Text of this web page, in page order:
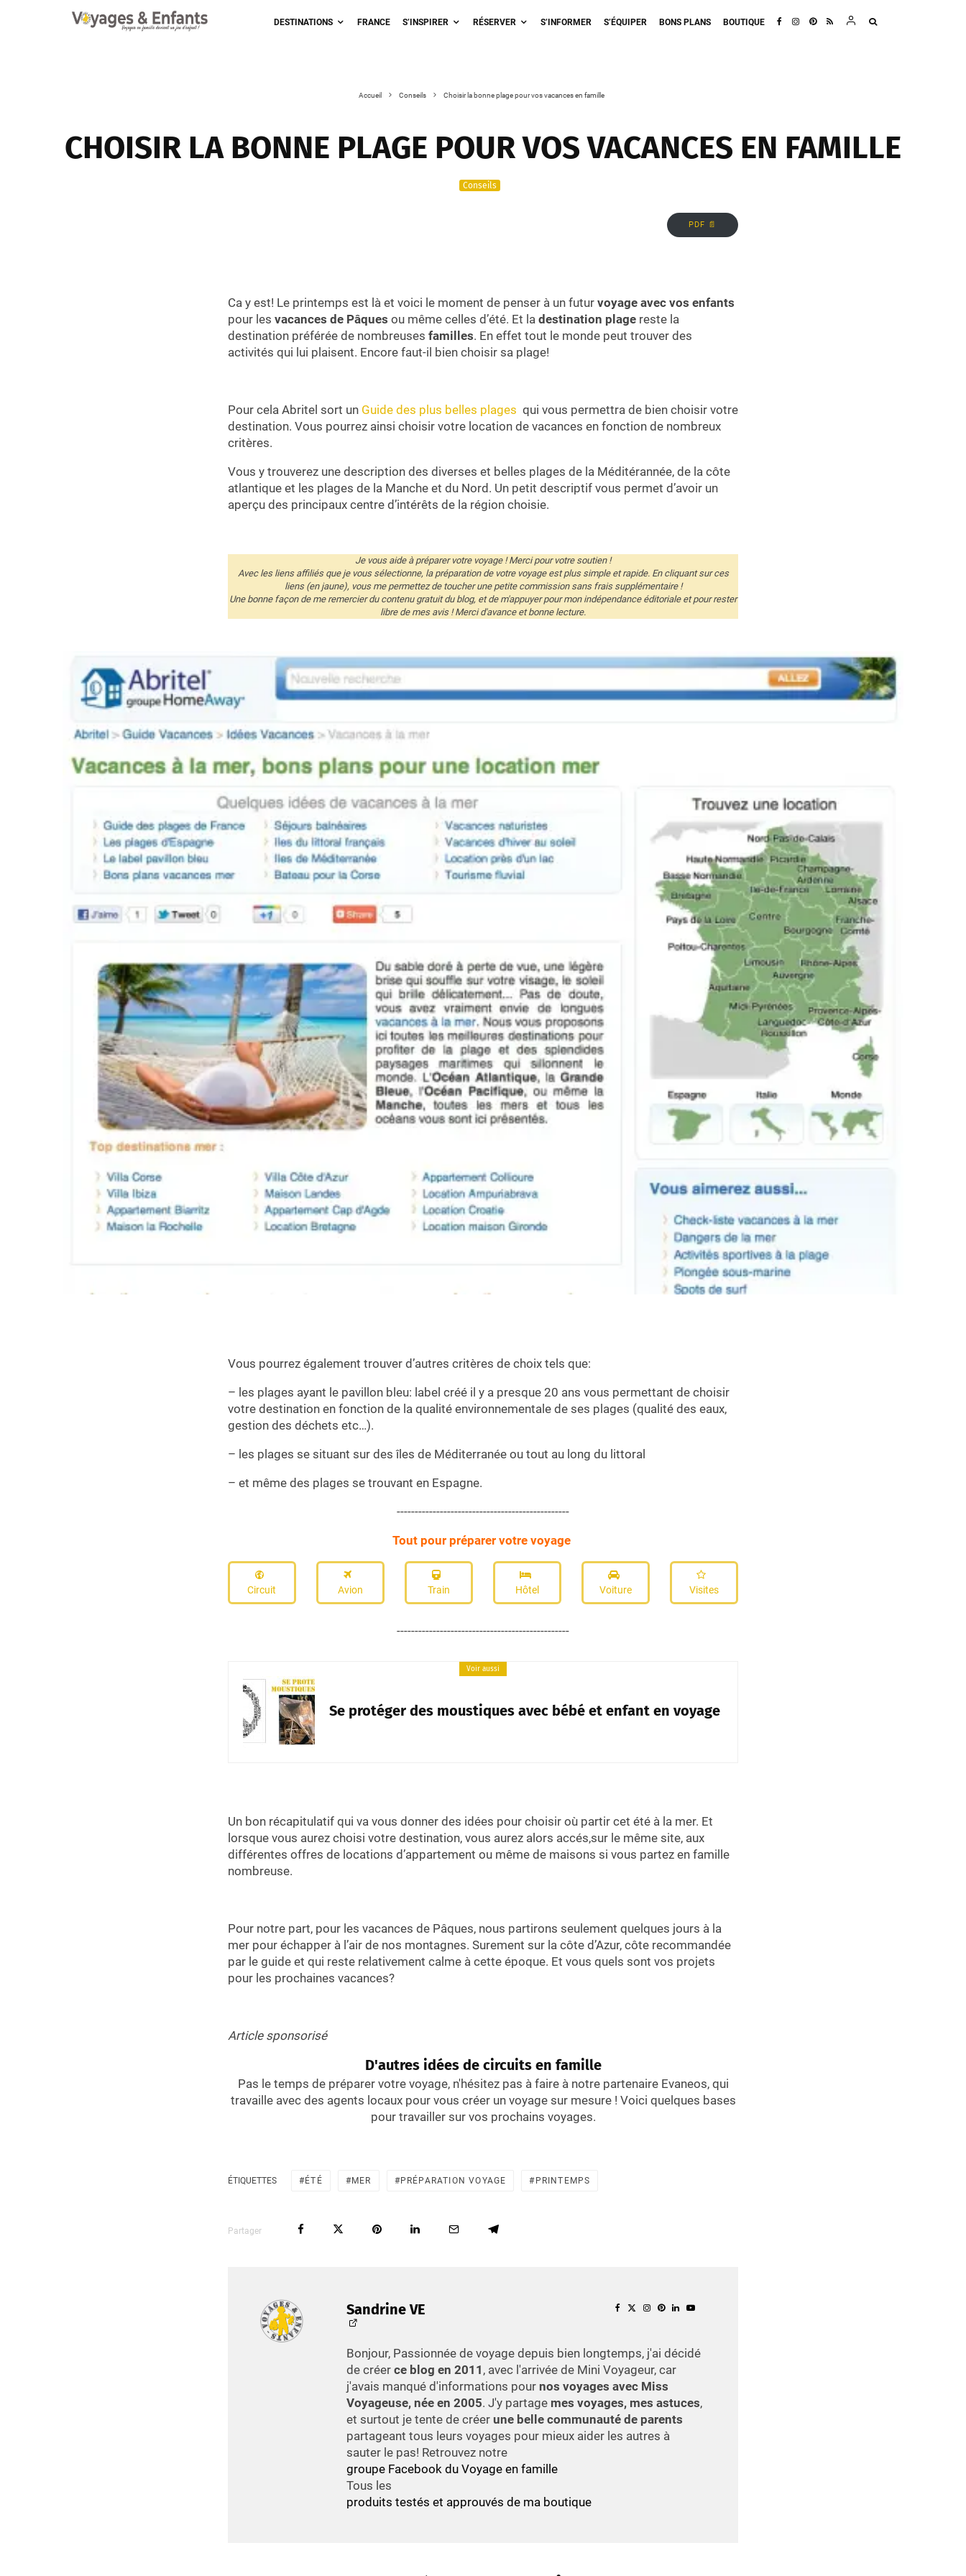
DESTINATIONS FRANCE S’INSPIRER RÉSERVER S’INFORMER S’ÉQUIPER BONS PLANS BOUTIQUE
Accueil Conseils Choisir la bonne plage pour vos vacances en famille
CHOISIR LA BONNE PLAGE POUR VOS VACANCES EN FAMILLE
Conseils
PDF 📄
Ca y est! Le printemps est là et voici le moment de penser à un futur voyage avec vos enfants
pour les vacances de Pâques ou même celles d’été. Et la destination plage reste la
destination préférée de nombreuses familles. En effet tout le monde peut trouver des
activités qui lui plaisent. Encore faut-il bien choisir sa plage!
Pour cela Abritel sort un Guide des plus belles plages qui vous permettra de bien choisir votre
destination. Vous pourrez ainsi choisir votre location de vacances en fonction de nombreux
critères.
Vous y trouverez une description des diverses et belles plages de la Méditérannée, de la côte
atlantique et les plages de la Manche et du Nord. Un petit descriptif vous permet d’avoir un
aperçu des principaux centre d’intérêts de la région choisie.
Je vous aide à préparer votre voyage ! Merci pour votre soutien !
Avec les liens affiliés que je vous sélectionne, la préparation de votre voyage est plus simple et rapide. En cliquant sur ces
liens (en jaune), vous me permettez de toucher une petite commission sans frais supplémentaire !
Une bonne façon de me remercier du contenu gratuit du blog, et de m'appuyer pour mon indépendance éditoriale et pour rester
libre de mes avis ! Merci d'avance et bonne lecture.
Vous pourrez également trouver d’autres critères de choix tels que:
– les plages ayant le pavillon bleu: label créé il y a presque 20 ans vous permettant de choisir
votre destination en fonction de la qualité environnementale de ses plages (qualité des eaux,
gestion des déchets etc…).
– les plages se situant sur des îles de Méditerranée ou tout au long du littoral
– et même des plages se trouvant en Espagne.
------------------------------------------------
Tout pour préparer votre voyage
Circuit Avion Train Hôtel Voiture Visites
------------------------------------------------
Voir aussi
Se protéger des moustiques avec bébé et enfant en voyage
Un bon récapitulatif qui va vous donner des idées pour choisir où partir cet été à la mer. Et
lorsque vous aurez choisi votre destination, vous aurez alors accés,sur le même site, aux
différentes offres de locations d’appartement ou même de maisons si vous partez en famille
nombreuse.
Pour notre part, pour les vacances de Pâques, nous partirons seulement quelques jours à la
mer pour échapper à l’air de nos montagnes. Surement sur la côte d’Azur, côte recommandée
par le guide et qui reste relativement calme à cette époque. Et vous quels sont vos projets
pour les prochaines vacances?
Article sponsorisé
D'autres idées de circuits en famille
Pas le temps de préparer votre voyage, n'hésitez pas à faire à notre partenaire Evaneos, qui
travaille avec des agents locaux pour vous créer un voyage sur mesure ! Voici quelques bases
pour travailler sur vos prochains voyages.
ÉTIQUETTES ÉTÉ MER PRÉPARATION VOYAGE PRINTEMPS
Partager
Sandrine VE
Bonjour, Passionnée de voyage depuis bien longtemps, j'ai décidé
de créer ce blog en 2011 , avec l'arrivée de Mini Voyageur, car
j'avais manqué d'informations pour nos voyages avec Miss
Voyageuse, née en 2005. J'y partage mes voyages, mes astuces,
et surtout je tente de créer une belle communauté de parents
partageant tous leurs voyages pour mieux aider les autres à
sauter le pas! Retrouvez notre
groupe Facebook du Voyage en famille
Tous les
produits testés et approuvés de ma boutique